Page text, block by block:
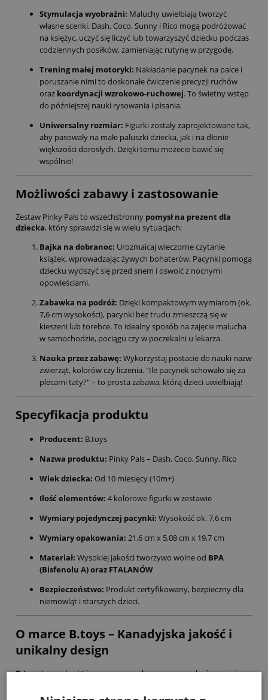
Stymulacja wyobraźni: Maluchy uwielbiają tworzyć
własne scenki. Dash, Coco, Sunny i Rico mogą podróżować
na księżyc, uczyć się liczyć lub towarzyszyć dziecku podczas
codziennych posiłków, zamieniając rutynę w przygodę.
Trening małej motoryki: Nakładanie pacynek na palce i
poruszanie nimi to doskonałe ćwiczenie precyzji ruchów
oraz koordynacji wzrokowo-ruchowej. To świetny wstęp
do późniejszej nauki rysowania i pisania.
Uniwersalny rozmiar: Figurki zostały zaprojektowane tak,
aby pasowały na małe paluszki dziecka, jak i na dłonie
większości dorosłych. Dzięki temu możecie bawić się
wspólnie!
Możliwości zabawy i zastosowanie
Zestaw Pinky Pals to wszechstronny pomysł na prezent dla
dziecka, który sprawdzi się w wielu sytuacjach:
Bajka na dobranoc: Urozmaicaj wieczorne czytanie
książek, wprowadzając żywych bohaterów. Pacynki pomogą
dziecku wyciszyć się przed snem i oswoić z nocnymi
opowieściami.
Zabawka na podróż: Dzięki kompaktowym wymiarom (ok.
7,6 cm wysokości), pacynki bez trudu zmieszczą się w
kieszeni lub torebce. To idealny sposób na zajęcie malucha
w samochodzie, pociągu czy w poczekalni u lekarza.
Nauka przez zabawę: Wykorzystaj postacie do nauki nazw
zwierząt, kolorów czy liczenia. "Ile pacynek schowało się za
plecami taty?" – to prosta zabawa, którą dzieci uwielbiają!
Specyfikacja produktu
Producent: B.toys
Nazwa produktu: Pinky Pals – Dash, Coco, Sunny, Rico
Wiek dziecka: Od 10 miesięcy (10m+)
Ilość elementów: 4 kolorowe figurki w zestawie
Wymiary pojedynczej pacynki: Wysokość ok. 7,6 cm
Wymiary opakowania: 21,6 cm x 5,08 cm x 19,7 cm
Materiał: Wysokiej jakości tworzywo wolne od BPA
(Bisfenolu A) oraz FTALANÓW
Bezpieczeństwo: Produkt certyfikowany, bezpieczny dla
niemowląt i starszych dzieci.
O marce B.toys – Kanadyjska jakość i
unikalny design
B.toysto marka, która wierzy, że zabawa powinna być inspirująca i
(często w odcieniach ziemi i nasyconych barwach retro) oraz